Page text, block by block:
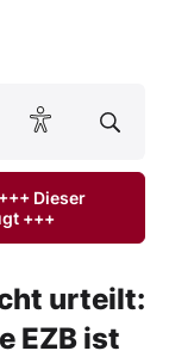
lesen
Dieser
+++
urteilt:
EZB ist